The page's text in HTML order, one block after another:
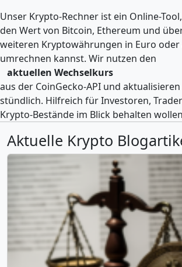
Unser Krypto-Rechner ist ein Online-
den Wert von Bitcoin, Ethereum und
weiteren Kryptowährungen in Euro oder
umrechnen kannst. Wir nutzen den
aktuellen Wechselkurs
aus der CoinGecko-API und
stündlich. Hilfreich für Investoren,
Krypto-Bestände im Blick behalten
Aktuelle Krypto